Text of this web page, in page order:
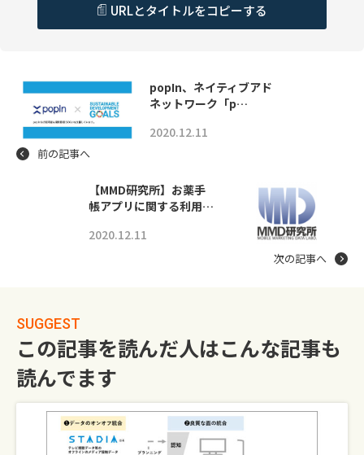
URLとタイトルをコピーする
popIn、ネイティブアド
ネットワーク「p…
2020.12.11
前の記事へ
【MMD研究所】お薬手
帳アプリに関する利用…
2020.12.11
次の記事へ
SUGGEST
この記事を読んだ人はこんな記事も
読んでます